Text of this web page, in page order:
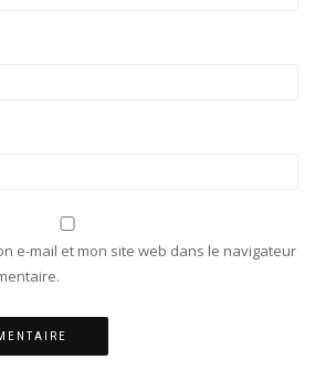
e-mail et mon site web dans le navigateur